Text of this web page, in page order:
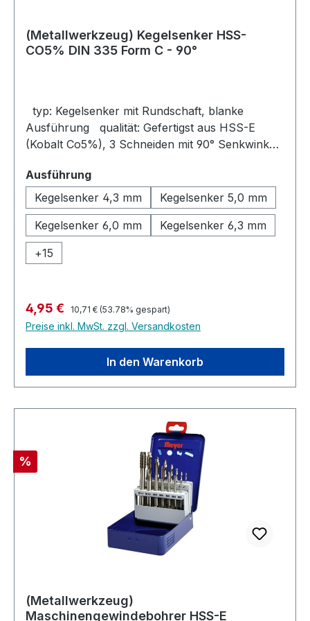
(Metallwerkzeug) Kegelsenker HSS-
CO5% DIN 335 Form C - 90°
Ausführung qualität: Gefertigst aus HSS-E
(Kobalt Co5%), 3 Schneiden mit 90° Senkwinkel.
ratterfreien Entgraten. Ansenken und Versenken
in einem Arbeitsgang. Kleine
Schnittgeschwindigkeit und ausreichend Kühlung
sorgen für gute Ergebnisse.
Ausführungauswählen
Kegelsenker 4,3 mm
Kegelsenker 5,0 mm
Kegelsenker 6,0 mm
Kegelsenker 6,3 mm
+15
Verkaufspreis:
4,95 € Regulärer Preis:
10,71 € (53.78% gespart)
Preise inkl. MwSt. zzgl. Versandkosten
In den Warenkorb
Rabatt
%
(Metallwerkzeug)
Maschinengewindebohrer HSS-E